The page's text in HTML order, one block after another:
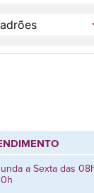
a Sexta das